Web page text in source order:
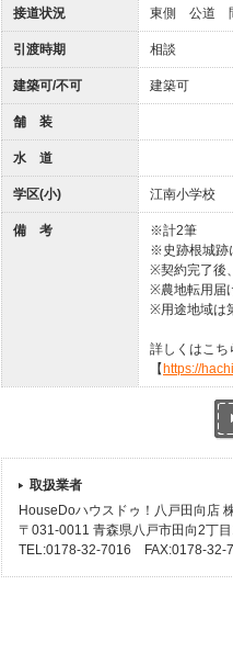
接道状況 東側 公道
引渡時期 相談
建築可/不可 建築可
舗 装
水 道
学区(小) 江南小学校
備 考
※計2筆
※史跡根城跡
※契約完了後
※農地転用届
※用途地域は
詳しくはこち
【 https://
取扱業者
HouseDoハウスドゥ！八戸田向店
〒031-0011 青森県八戸市田向2丁
TEL:0178-32-7016 FAX:0178-